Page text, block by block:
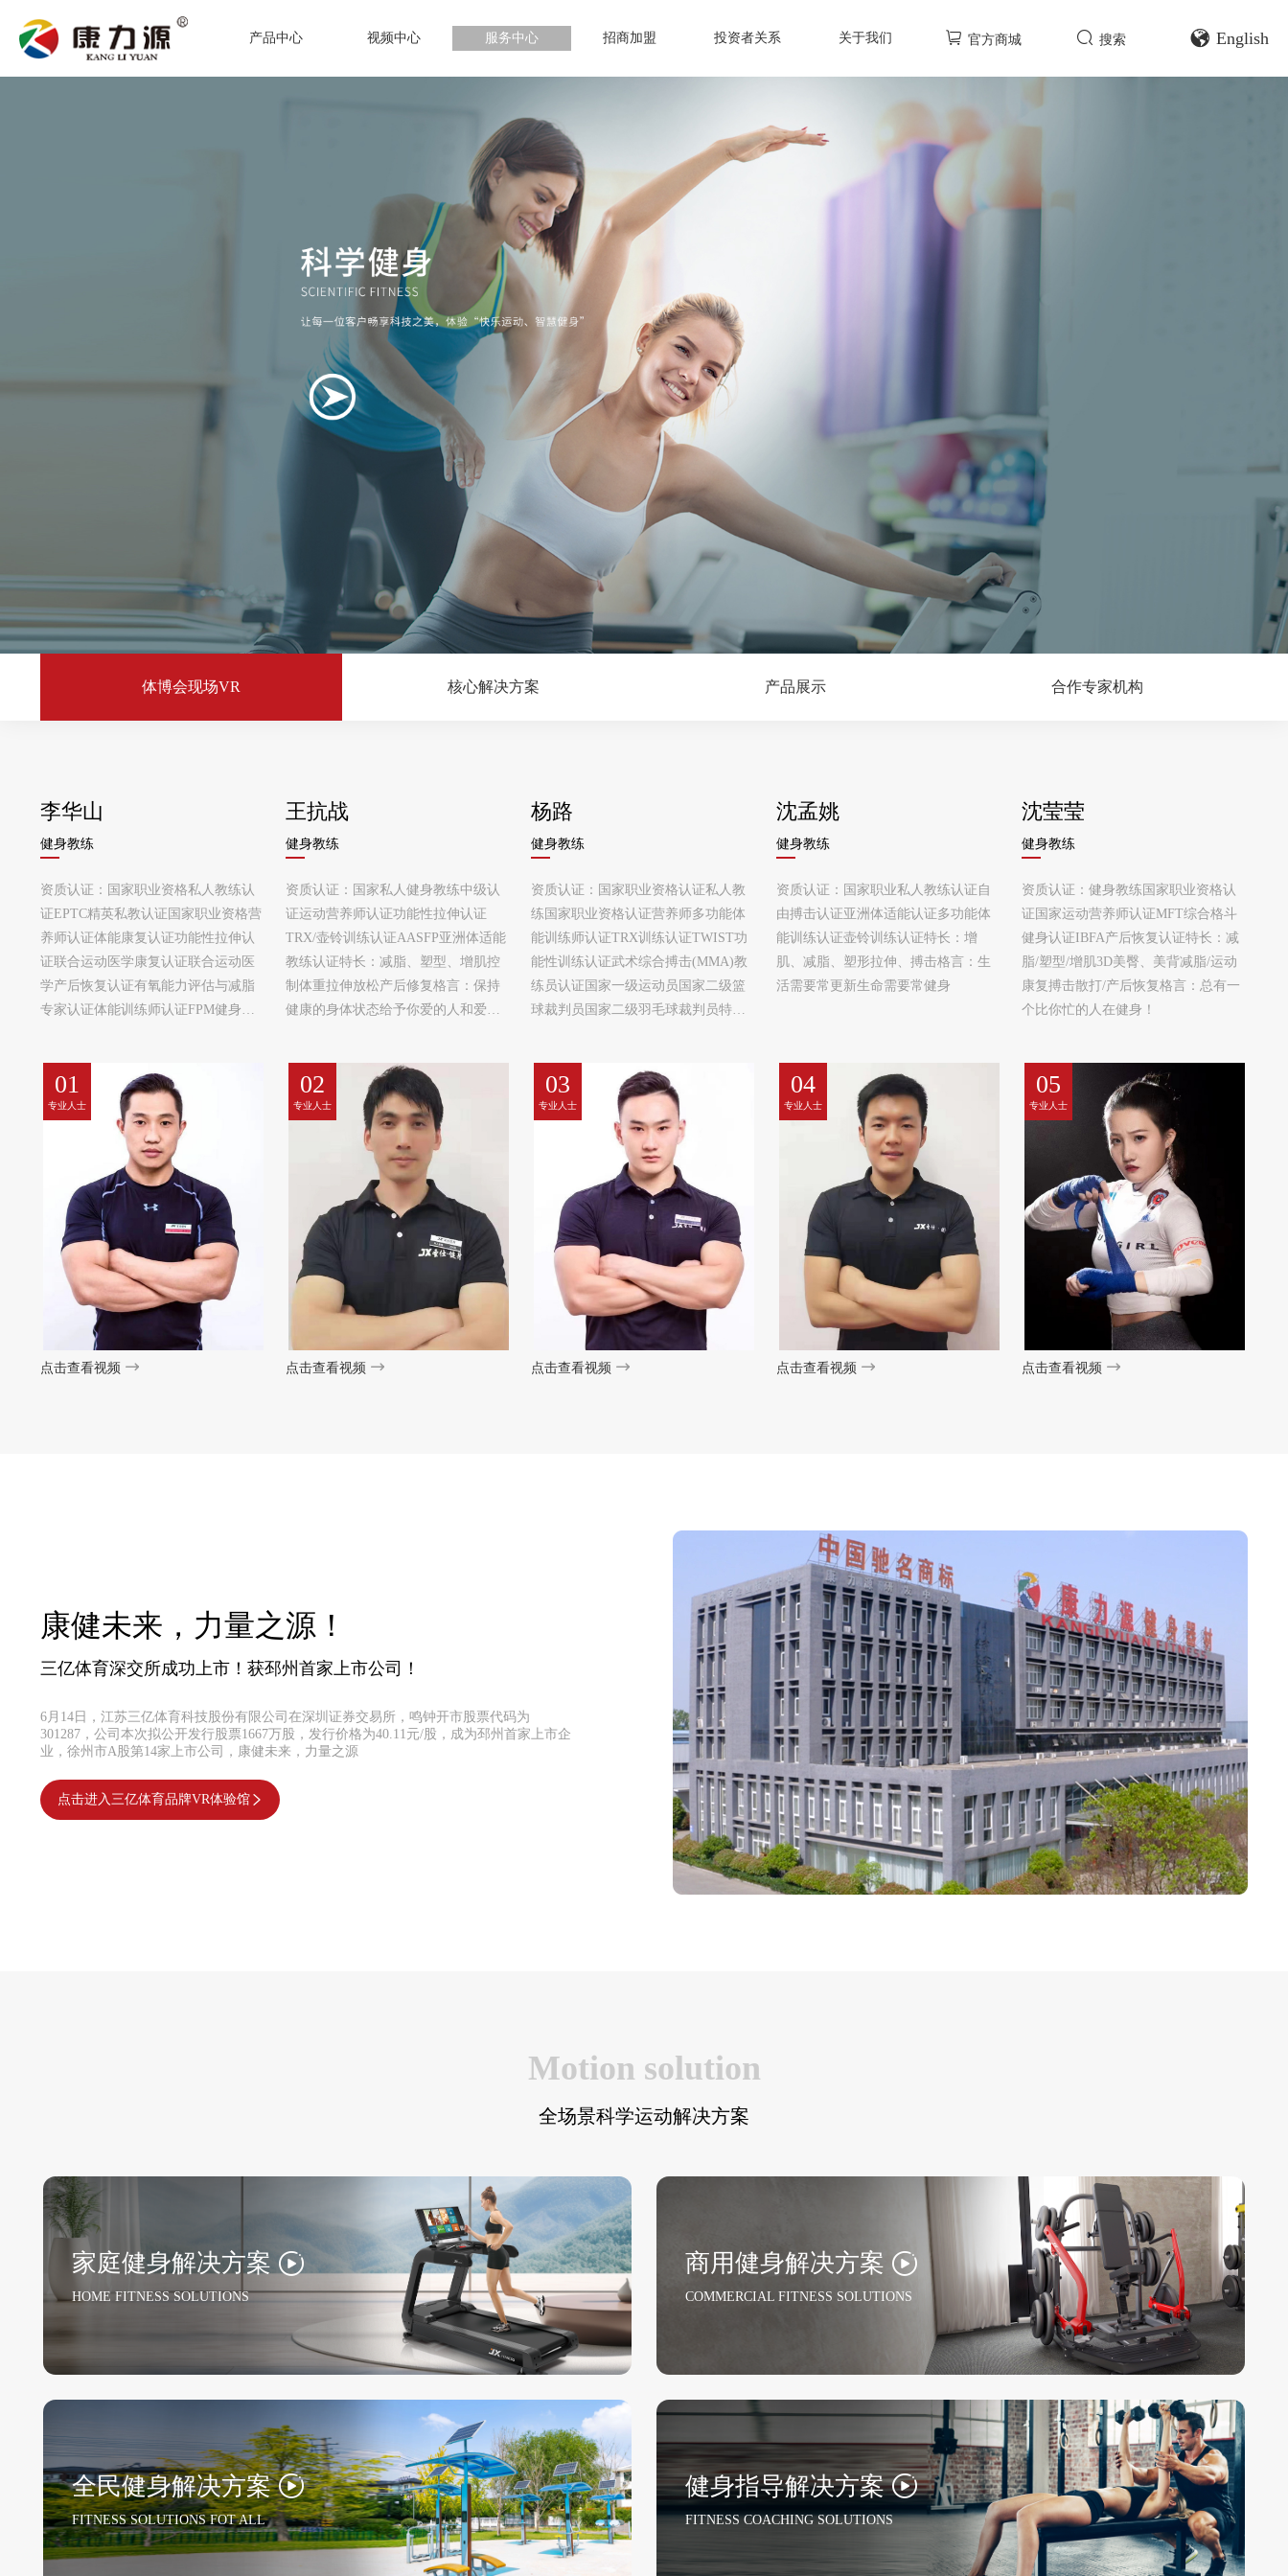
产品中心 视频中心 服务中心 招商加盟 投资者关系 关于我们 官方商城 搜索 English
体博会现场VR 核心解决方案 产品展示 合作专家机构
李华山
健身教练
资质认证：国家职业资格私人教练认
证EPTC精英私教认证国家职业资格营
养师认证体能康复认证功能性拉伸认
证联合运动医学康复认证联合运动医
学产后恢复认证有氧能力评估与减脂
专家认证体能训练师认证FPM健身职
认证所获荣誉：★徐州市健美健身锦
标赛冠军★江苏省健美健身锦标赛冠
军★全国健美健身邀请赛亚军★全国健
美健身公开赛亚军
01
专业人士
点击查看视频
王抗战
健身教练
资质认证：国家私人健身教练中级认
证运动营养师认证功能性拉伸认证
TRX/壶铃训练认证AASFP亚洲体适能
教练认证特长：减脂、塑型、增肌控
制体重拉伸放松产后修复格言：保持
健康的身体状态给予你爱的人和爱你
02
专业人士
点击查看视频
杨路
健身教练
资质认证：国家职业资格认证私人教
练国家职业资格认证营养师多功能体
能训练师认证TRX训练认证TWIST功
能性训练认证武术综合搏击(MMA)教
练员认证国家一级运动员国家二级篮
球裁判员国家二级羽毛球裁判员特
质及运动表现格言：健身并不是真的
为了身材有多棒也不是为了向别人炫
耀什么有时候只不过想告诉自己我可
03
专业人士
点击查看视频
沈孟姚
健身教练
资质认证：国家职业私人教练认证自
由搏击认证亚洲体适能认证多功能体
能训练认证壶铃训练认证特长：增
肌、减脂、塑形拉伸、搏击格言：生
活需要常更新生命需要常健身
04
专业人士
点击查看视频
沈莹莹
健身教练
资质认证：健身教练国家职业资格认
证国家运动营养师认证MFT综合格斗
健身认证IBFA产后恢复认证特长：减
脂/塑型/增肌3D美臀、美背减脂/运动
康复搏击散打/产后恢复格言：总有一
个比你忙的人在健身！
05
专业人士
点击查看视频
康健未来，力量之源！
三亿体育深交所成功上市！获邳州首家上市公司！
6月14日，江苏三亿体育科技股份有限公司在深圳证券交易所，鸣钟开市股票代码为
301287，公司本次拟公开发行股票1667万股，发行价格为40.11元/股，成为邳州首家上市企
业，徐州市A股第14家上市公司，康健未来，力量之源
点击进入三亿体育品牌VR体验馆
Motion solution
全场景科学运动解决方案
家庭健身解决方案
HOME FITNESS SOLUTIONS
商用健身解决方案
COMMERCIAL FITNESS SOLUTIONS
全民健身解决方案
FITNESS SOLUTIONS FOT ALL
健身指导解决方案
FITNESS COACHING SOLUTIONS